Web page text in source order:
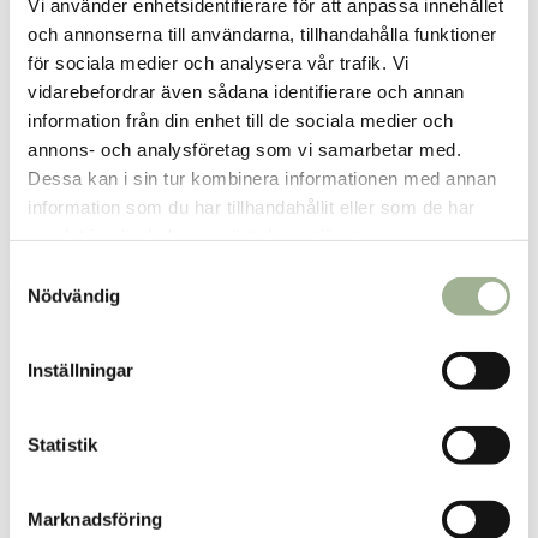
Vi använder enhetsidentifierare för att anpassa innehållet
och annonserna till användarna, tillhandahålla funktioner
för sociala medier och analysera vår trafik. Vi
vidarebefordrar även sådana identifierare och annan
information från din enhet till de sociala medier och
annons- och analysföretag som vi samarbetar med.
Dessa kan i sin tur kombinera informationen med annan
information som du har tillhandahållit eller som de har
Nödvändig
Inställningar
Statistik
Marknadsföring
Eterisk olja Eukalyptus 30ml
Lägg i varukorgen
Eterisk olja Lavendel 30ml
Lägg i varukorgen